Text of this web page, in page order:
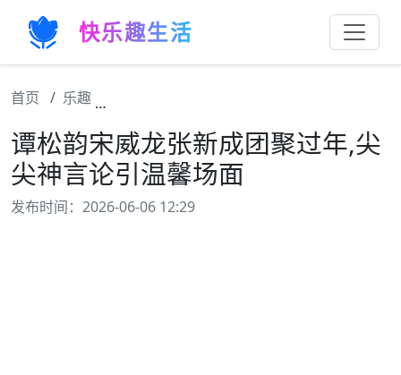
快乐趣生活
首页 乐趣
谭松韵宋威龙张新成团聚过年,尖
尖神言论引温馨场面
发布时间：2026-06-06 12:29